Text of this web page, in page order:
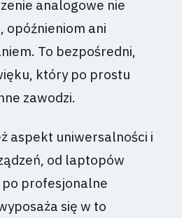
analogowe nie
opóźnieniom ani
To bezpośredni,
który po prostu
zawodzi.
aspekt uniwersalności i
od laptopów
profesjonalne
się w to